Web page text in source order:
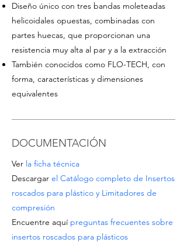
Diseño único con tres bandas moleteadas
helicoidales opuestas, combinadas con
partes huecas, que proporcionan una
resistencia muy alta al par y a la extracción
También conocidos como FLO-TECH, con
forma, características y dimensiones
equivalentes
DOCUMENTACIÓN
Ver la ficha técnica
Descargar el Catálogo completo de Insertos
roscados para plástico y Limitadores de
compresión
Encuentre aquí preguntas frecuentes sobre
insertos roscados para plásticos